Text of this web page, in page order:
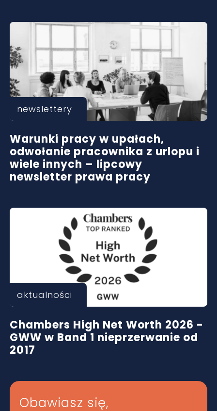
newslettery
Warunki pracy w upałach,
odwołanie pracownika z urlopu i
wiele innych – lipcowy
newsletter prawa pracy
aktualności
Chambers High Net Worth 2026 -
GWW w Band 1 nieprzerwanie od
2017
Obawiasz się,